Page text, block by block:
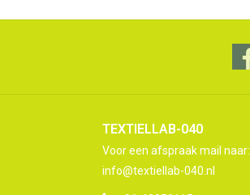
TEXTIELLAB-040
Voor een afspraak mail naar:
info@textiellab-040.nl